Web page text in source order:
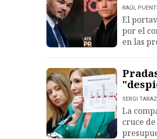
RAÚL
El
por el
en las
SERGI
La
cruce